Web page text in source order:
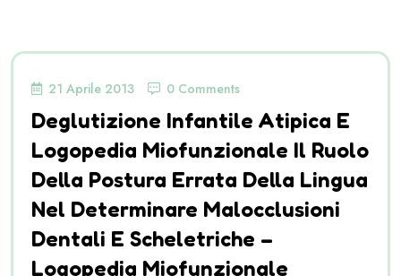
21 Aprile 2013 0 Comments
Deglutizione Infantile Atipica E
Logopedia Miofunzionale Il Ruolo
Della Postura Errata Della Lingua
Nel Determinare Malocclusioni
Dentali E Scheletriche –
Logopedia Miofunzionale